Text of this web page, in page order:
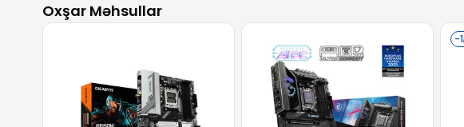
Oxşar Məhsullar
-1